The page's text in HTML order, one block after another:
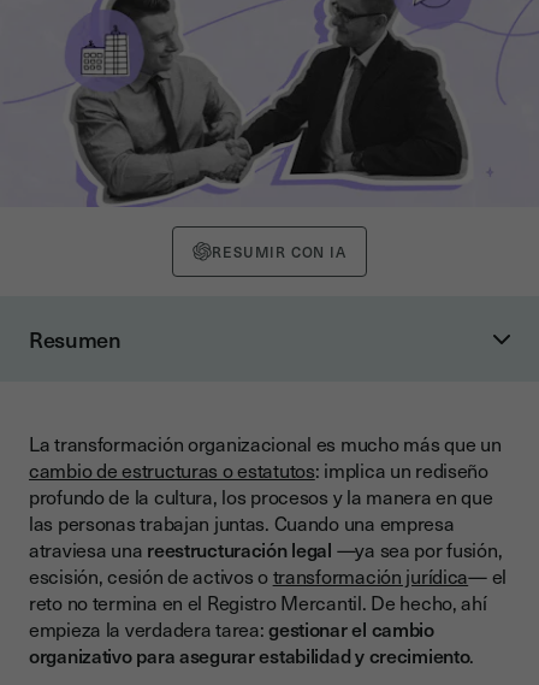
RESUMIR CON IA
Resumen
El modelo BANI
Factores clave para una transformación organizacional
Establecer objetivos SMART
Comunicación transparente
Compromiso del liderazgo
La transformación organizacional es mucho más que un
cambio de estructuras o estatutos: implica un rediseño
profundo de la cultura, los procesos y la manera en que
las personas trabajan juntas. Cuando una empresa
atraviesa una reestructuración legal —ya sea por fusión,
escisión, cesión de activos otransformación jurídica— el
reto no termina en el Registro Mercantil. De hecho, ahí
empieza la verdadera tarea:gestionar el cambio
organizativo para asegurar estabilidad y crecimiento.